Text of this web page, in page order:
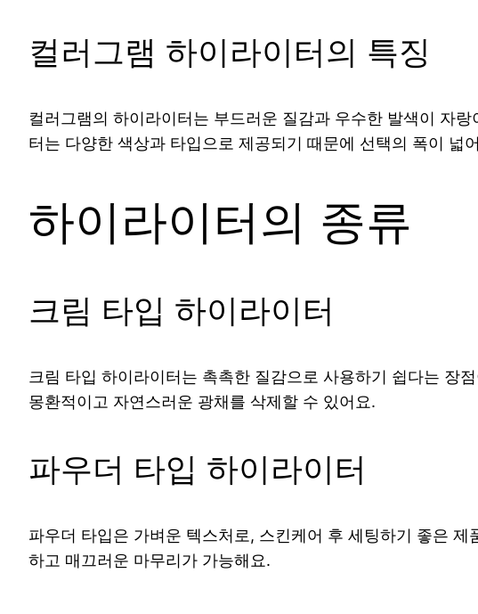
컬러그램 하이라이터의 특징
컬러그램의 하이라이터는 부드러운 질감과 우수한 발색이 자
터는 다양한 색상과 타입으로 제공되기 때문에 선택의 폭이
하이라이터의 종류
크림 타입 하이라이터
크림 타입 하이라이터는 촉촉한 질감으로 사용하기 쉽다는 장
몽환적이고 자연스러운 광채를 삭제할 수 있어요.
파우더 타입 하이라이터
파우더 타입은 가벼운 텍스처로, 스킨케어 후 세팅하기 좋은
하고 매끄러운 마무리가 가능해요.